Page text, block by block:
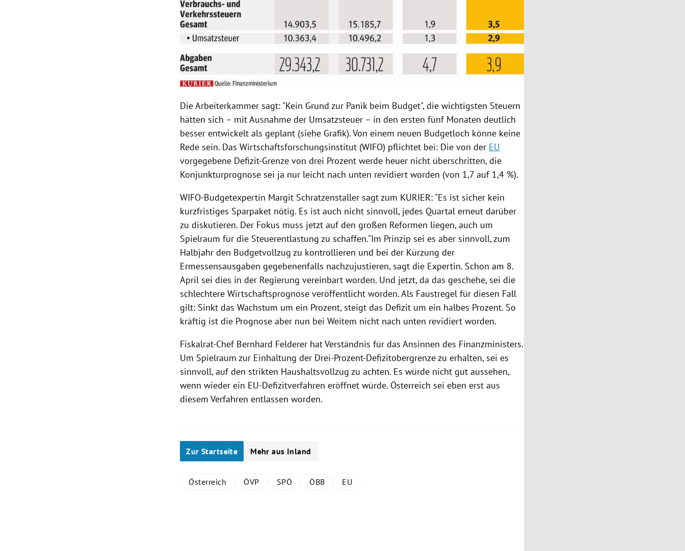
Die Arbeiterkammer sagt: "Kein Grund zur Panik beim Budget", die wichtigsten Steuern
hätten sich – mit Ausnahme der Umsatzsteuer – in den ersten fünf Monaten deutlich
besser entwickelt als geplant (siehe Grafik). Von einem neuen Budgetloch könne keine
Rede sein. Das Wirtschaftsforschungsinstitut (WIFO) pflichtet bei: Die von der EU
vorgegebene Defizit-Grenze von drei Prozent werde heuer nicht überschritten, die
Konjunkturprognose sei ja nur leicht nach unten revidiert worden (von 1,7 auf 1,4 %).
WIFO-Budgetexpertin Margit Schratzenstaller sagt zum KURIER: "Es ist sicher kein
kurzfristiges Sparpaket nötig. Es ist auch nicht sinnvoll, jedes Quartal erneut darüber
zu diskutieren. Der Fokus muss jetzt auf den großen Reformen liegen, auch um
Spielraum für die Steuerentlastung zu schaffen."Im Prinzip sei es aber sinnvoll, zum
Halbjahr den Budgetvollzug zu kontrollieren und bei der Kürzung der
Ermessensausgaben gegebenenfalls nachzujustieren, sagt die Expertin. Schon am 8.
April sei dies in der Regierung vereinbart worden. Und jetzt, da das geschehe, sei die
schlechtere Wirtschaftsprognose veröffentlicht worden. Als Faustregel für diesen Fall
gilt: Sinkt das Wachstum um ein Prozent, steigt das Defizit um ein halbes Prozent. So
kräftig ist die Prognose aber nun bei Weitem nicht nach unten revidiert worden.
Fiskalrat-Chef Bernhard Felderer hat Verständnis für das Ansinnen des Finanzministers.
Um Spielraum zur Einhaltung der Drei-Prozent-Defizitobergrenze zu erhalten, sei es
sinnvoll, auf den strikten Haushaltsvollzug zu achten. Es würde nicht gut aussehen,
wenn wieder ein EU-Defizitverfahren eröffnet würde. Österreich sei eben erst aus
diesem Verfahren entlassen worden.
Zur Startseite Mehr aus Inland
Österreich ÖVP SPÖ ÖBB EU